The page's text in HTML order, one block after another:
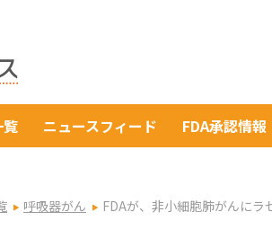
ニュースフィード FDA承認情報
呼吸器がん FDAが、非小細胞肺がんに